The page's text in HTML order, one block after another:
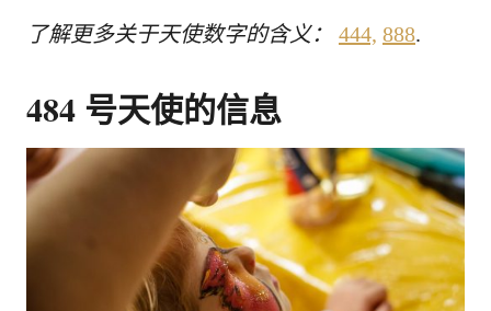
了解更多关于天使数字的含义： 444, 888.
484 号天使的信息